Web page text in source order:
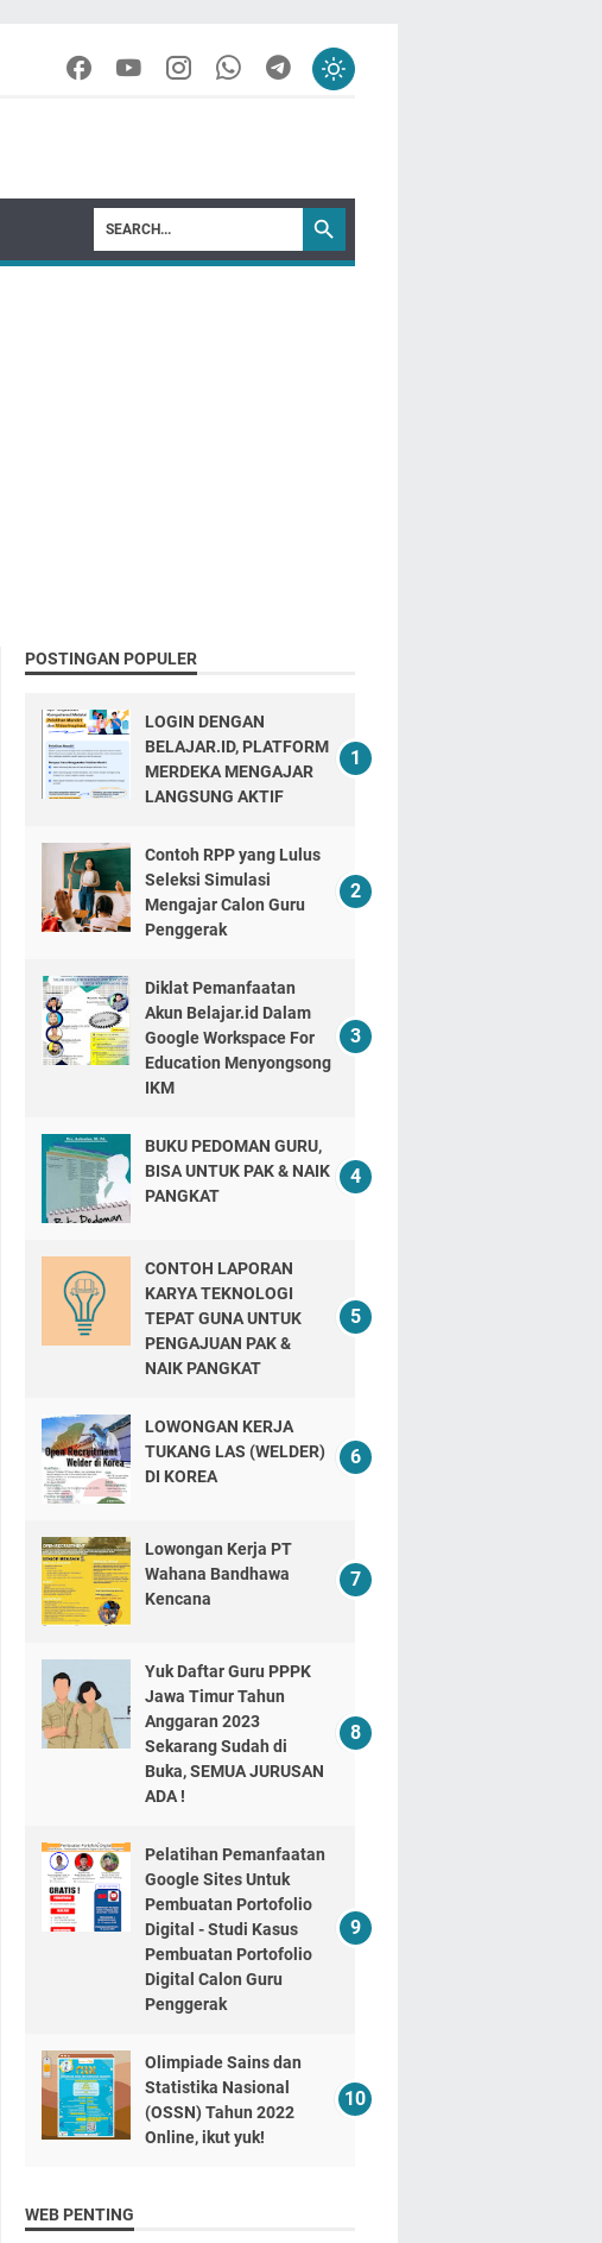
POSTINGAN POPULER
LOGIN DENGAN
BELAJAR.ID, PLATFORM
MERDEKA MENGAJAR
LANGSUNG AKTIF
Contoh RPP yang Lulus
Seleksi Simulasi
Mengajar Calon Guru
Penggerak
Diklat Pemanfaatan
Akun Belajar.id Dalam
Google Workspace For
Education Menyongsong
IKM
BUKU PEDOMAN GURU,
BISA UNTUK PAK & NAIK
PANGKAT
CONTOH LAPORAN
KARYA TEKNOLOGI
TEPAT GUNA UNTUK
PENGAJUAN PAK &
NAIK PANGKAT
LOWONGAN KERJA
TUKANG LAS (WELDER)
DI KOREA
Lowongan Kerja PT
Wahana Bandhawa
Kencana
Yuk Daftar Guru PPPK
Jawa Timur Tahun
Anggaran 2023
Sekarang Sudah di
Buka, SEMUA JURUSAN
ADA !
Pelatihan Pemanfaatan
Google Sites Untuk
Pembuatan Portofolio
Digital - Studi Kasus
Pembuatan Portofolio
Digital Calon Guru
Penggerak
Olimpiade Sains dan
Statistika Nasional
(OSSN) Tahun 2022
Online, ikut yuk!
WEB PENTING